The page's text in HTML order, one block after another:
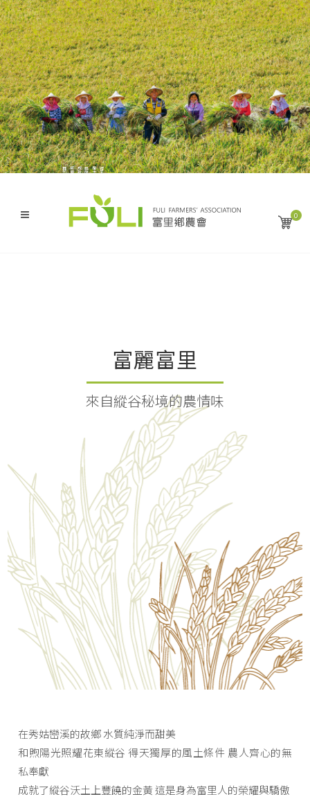
感恩・盡獻・富麗米成就了縱谷沃土上的豐饒與金黃艷陽下 農人謙遜的汗水是大自然無私的恩賜得天獨厚的風土條件
0
富麗富里
來自縱谷秘境的農情味
在秀姑巒溪的故鄉 水質純淨而甜美
和煦陽光照耀花東縱谷 得天獨厚的風土條件 農人齊心的無
私奉獻
成就了縱谷沃土上豐饒的金黃 這是身為富里人的榮耀與驕傲